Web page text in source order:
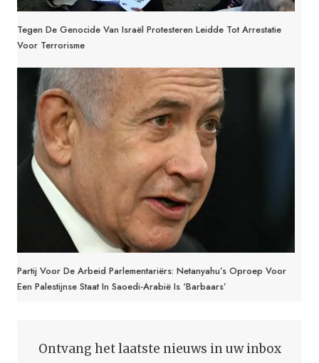
Tegen De Genocide Van Israël Protesteren Leidde Tot Arrestatie
Voor Terrorisme
Partij Voor De Arbeid Parlementariërs: Netanyahu’s Oproep Voor
Een Palestijnse Staat In Saoedi-Arabië Is ‘Barbaars’
Ontvang het laatste nieuws in uw inbox